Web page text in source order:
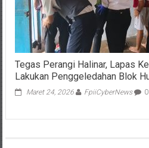
Tegas Perangi Halinar, Lapas
Lakukan Penggeledahan Blok
Maret 24, 2026 FpiiCyberNews 0